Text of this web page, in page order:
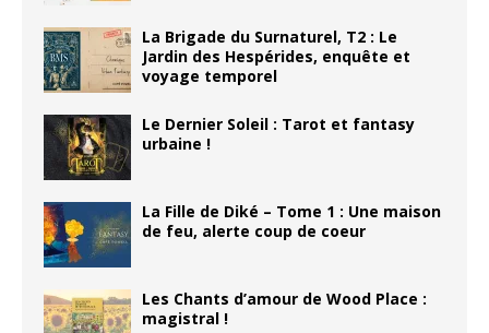
La Brigade du Surnaturel, T2 : Le
Jardin des Hespérides, enquête et
voyage temporel
Le Dernier Soleil : Tarot et fantasy
urbaine !
La Fille de Diké – Tome 1 : Une maison
de feu, alerte coup de coeur
Les Chants d’amour de Wood Place :
magistral !